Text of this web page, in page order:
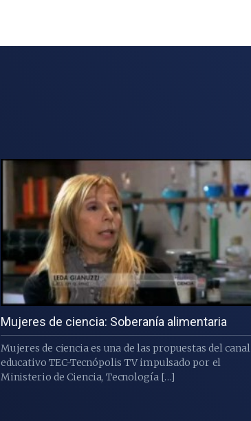
Mujeres de ciencia: Soberanía alimentaria
Mujeres de ciencia es una de las propuestas del canal
educativo TEC-Tecnópolis TV impulsado por el
Ministerio de Ciencia, Tecnología […]